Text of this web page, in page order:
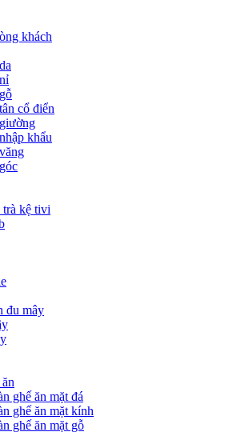
khách
cổ điển
khẩu
trà kệ tivi
đu mây
ghế ăn mặt đá
ghế ăn mặt kính
ghế ăn mặt gỗ